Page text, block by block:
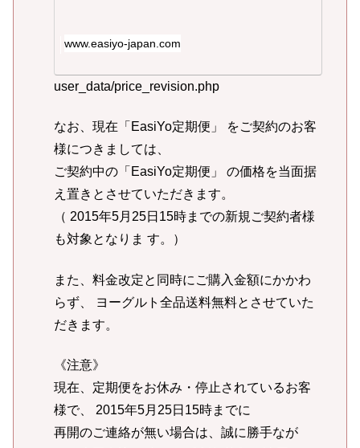
www.easiyo-japan.com
user_data/price_revision.php
なお、現在「EasiYo定期便」 をご契約のお客
様につきましては、
ご契約中の「EasiYo定期便」 の価格を当面据
え置きとさせていただきます。
（ 2015年5月25日15時までの新規ご契約者様
も対象となりま す。）
また、料金改定と同時にご購入金額にかかわ
らず、 ヨーグルト全品送料無料とさせていた
だきます。
《注意》
現在、定期便をお休み・停止されているお客
様で、 2015年5月25日15時までに
再開のご連絡が無い場合は、誠に勝手なが